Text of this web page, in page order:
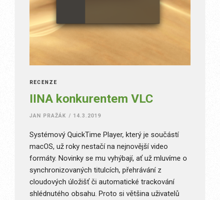
RECENZE
IINA konkurentem VLC
JAN PRAŽÁK / 14.3.2019
Systémový QuickTime Player, který je součástí
macOS, už roky nestačí na nejnovější video
formáty. Novinky se mu vyhýbají, ať už mluvíme o
synchronizovaných titulcích, přehrávání z
cloudových úložišť či automatické trackování
shlédnutého obsahu. Proto si většina uživatelů